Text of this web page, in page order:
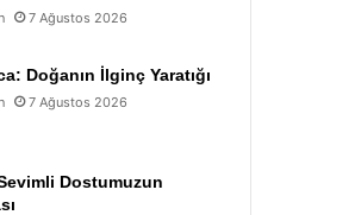
7 Ağustos 2026
Doğanın İlginç Yaratığı
7 Ağustos 2026
Dostumuzun